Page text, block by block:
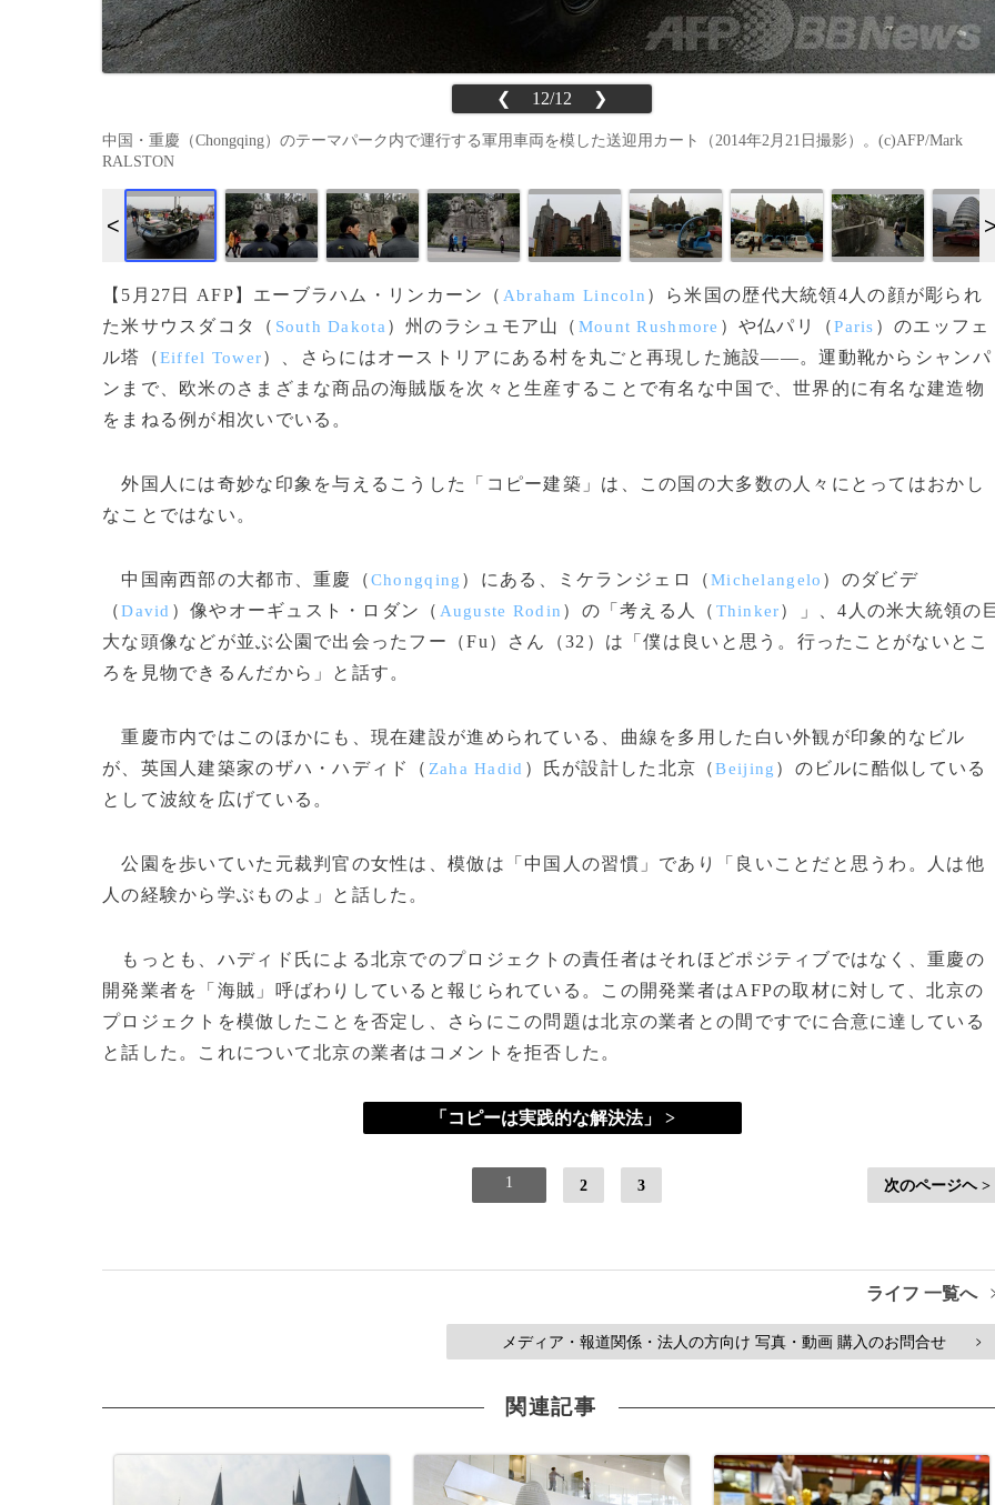
❮ 12/12 ❯
中国・重慶（Chongqing）のテーマパーク内で運行する軍用車両を模した送迎用カート（2014年2月21日撮影）。(c)AFP/Mark
RALSTON
【5月27日 AFP】エーブラハム・リンカーン（ Abraham Lincoln ）ら米国の歴代大統領4人の顔が彫られ
た米サウスダコタ（ South Dakota ）州のラシュモア山（ Mount Rushmore ）や仏パリ（Paris ）のエッフェ
ル塔（Eiffel Tower）、さらにはオーストリアにある村を丸ごと再現した施設――。運動靴からシャンパ
ンまで、欧米のさまざまな商品の海賊版を次々と生産することで有名な中国で、世界的に有名な建造物
をまねる例が相次いでいる。
外国人には奇妙な印象を与えるこうした「コピー建築」は、この国の大多数の人々にとってはおかし
なことではない。
中国南西部の大都市、重慶（Chongqing ）にある、ミケランジェロ（Michelangelo ）のダビデ
（David ）像やオーギュスト・ロダン（ Auguste Rodin ）の「考える人（ Thinker）」、4人の米大統領の
大な頭像などが並ぶ公園で出会ったフー（Fu）さん（32）は「僕は良いと思う。行ったことがないとこ
ろを見物できるんだから」と話す。
重慶市内ではこのほかにも、現在建設が進められている、曲線を多用した白い外観が印象的なビル
が、英国人建築家のザハ・ハディド（ Zaha Hadid ）氏が設計した北京（Beijing ）のビルに酷似している
として波紋を広げている。
公園を歩いていた元裁判官の女性は、模倣は「中国人の習慣」であり「良いことだと思うわ。人は他
人の経験から学ぶものよ」と話した。
もっとも、ハディド氏による北京でのプロジェクトの責任者はそれほどポジティブではなく、重慶の
開発業者を「海賊」呼ばわりしていると報じられている。この開発業者はAFPの取材に対して、北京の
プロジェクトを模倣したことを否定し、さらにこの問題は北京の業者との間ですでに合意に達している
と話した。これについて北京の業者はコメントを拒否した。
「コピーは実践的な解決法」 >
1 2 3 次のページヘ >
ライフ 一覧へ
メディア・報道関係・法人の方向け 写真・動画 購入のお問合せ >
関連記事